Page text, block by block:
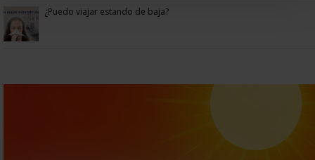
¿Puedo viajar estando de baja?